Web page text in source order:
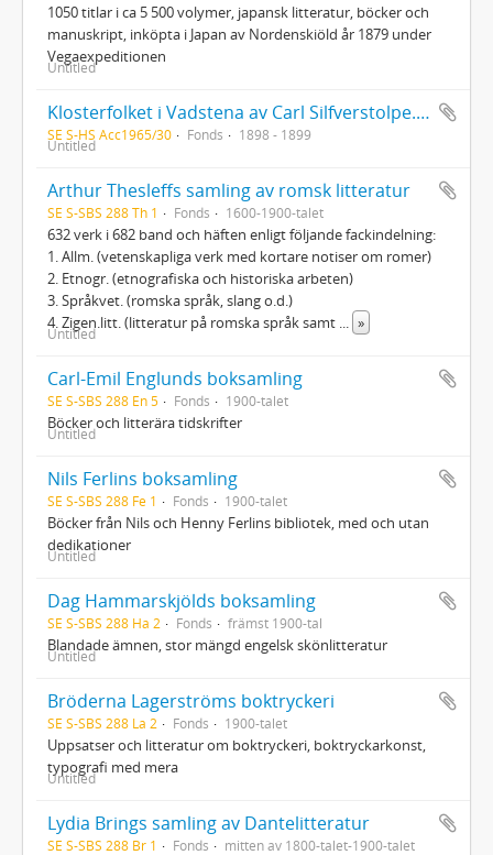
1050 titlar i ca 5 500 volymer, japansk litteratur, böcker och
manuskript, inköpta i Japan av Nordenskiöld år 1879 under
Vegaexpeditionen
Untitled
Klosterfolket i Vadstena av Carl Silfverstolpe. Författarens eget exemplar med hans anteckningar på interfolierade sidor
SE S-HS Acc1965/30 Fonds 1898 - 1899
Untitled
Arthur Thesleffs samling av romsk litteratur
SE S-SBS 288 Th 1 Fonds 1600-1900-talet
632 verk i 682 band och häften enligt följande fackindelning:
1. Allm. (vetenskapliga verk med kortare notiser om romer)
2. Etnogr. (etnografiska och historiska arbeten)
3. Språkvet. (romska språk, slang o.d.)
4. Zigen.litt. (litteratur på romska språk samt
»
Untitled
Carl-Emil Englunds boksamling
SE S-SBS 288 En 5 Fonds 1900-talet
Böcker och litterära tidskrifter
Untitled
Nils Ferlins boksamling
SE S-SBS 288 Fe 1 Fonds 1900-talet
Böcker från Nils och Henny Ferlins bibliotek, med och utan
dedikationer
Untitled
Dag Hammarskjölds boksamling
SE S-SBS 288 Ha 2 Fonds främst 1900-tal
Blandade ämnen, stor mängd engelsk skönlitteratur
Untitled
Bröderna Lagerströms boktryckeri
SE S-SBS 288 La 2 Fonds 1900-talet
Uppsatser och litteratur om boktryckeri, boktryckarkonst,
typografi med mera
Untitled
Lydia Brings samling av Dantelitteratur
SE S-SBS 288 Br 1 Fonds mitten av 1800-talet-1900-talet